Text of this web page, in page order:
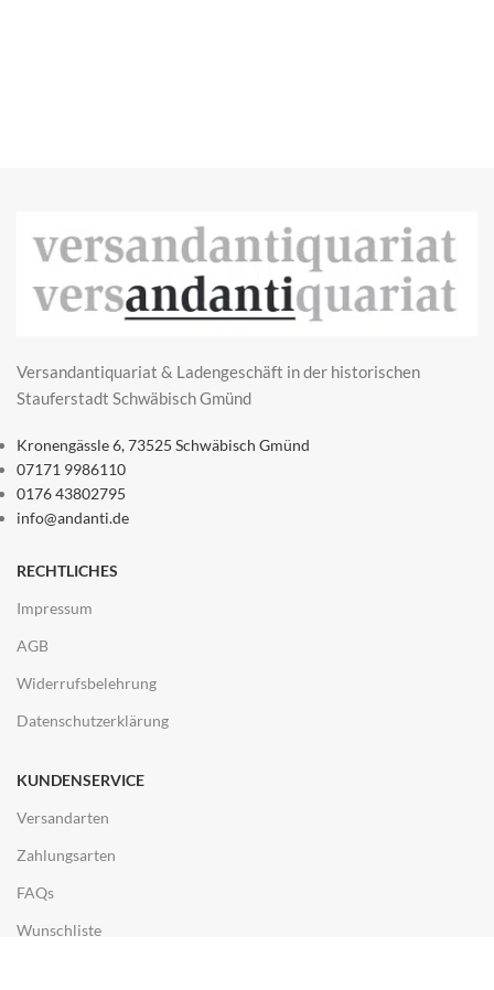
Versandantiquariat & Ladengeschäft in der historischen
Stauferstadt Schwäbisch Gmünd
Kronengässle 6, 73525 Schwäbisch Gmünd
07171 9986110
0176 43802795
info@andanti.de
RECHTLICHES
Impressum
AGB
Widerrufsbelehrung
Datenschutzerklärung
KUNDENSERVICE
Versandarten
Zahlungsarten
FAQs
Wunschliste